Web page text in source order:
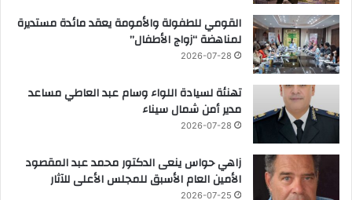
القومي للطفولة والأمومة يعقد مائدة مستديرة
لمناهضة “زواج الأطفال”
2026-07-28
تهنئة لسيادة اللواء وسام عبد العاطي مساعد
مدير أمن شمال سيناء
2026-07-28
زاهي حواس ينعى الدكتور محمد عبد المقصود
الأمين العام الأسبق للمجلس الأعلى للآثار
2026-07-25